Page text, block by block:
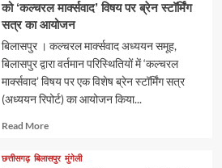
को ‘कल्चरल मार्क्सवाद’ विषय पर ब्रेन स्टॉर्मिंग
सत्र का आयोजन
बिलासपुर । कल्चरल मार्क्सवाद अध्ययन समूह,
बिलासपुर द्वारा वर्तमान परिस्थितियों में ‘कल्चरल
मार्क्सवाद’ विषय पर एक विशेष ब्रेन स्टॉर्मिंग सत्र
(अध्ययन रिपोर्ट) का आयोजन किया...
Read MoreRead
about
छत्तीसगढ़ बिलासपुर मुंगेली